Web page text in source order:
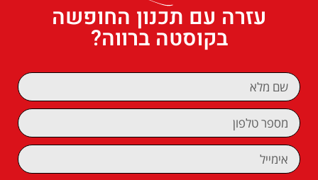
עזרה עם תכנון החופשה
בקוסטה ברווה?